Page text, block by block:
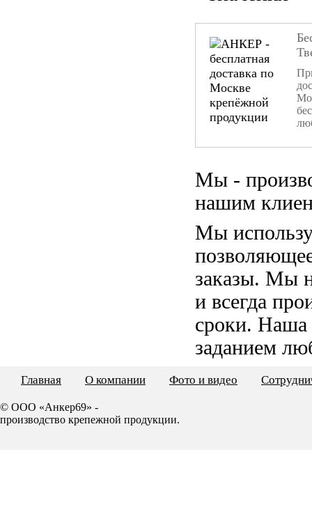
Мы -
нашим
Мы
заказы. Мы
и всегда
сроки. Наша
заданием
Главная О компании Фото и видео
© ООО «Анкер69» -
производство крепежной продукции.